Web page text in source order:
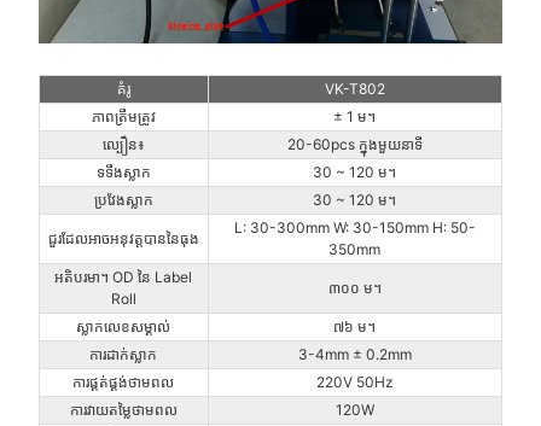
គំរូ
VK-T802
ភាពត្រឹមត្រូវ
± 1 ម។
ល្បឿន៖
20-60pcs ក្នុងមួយនាទី
ទទឹងស្លាក
30 ~ 120 ម។
ប្រវែងស្លាក
30 ~ 120 ម។
ជួរដែលអាចអនុវត្តបាននៃធុង
L: 30-300mm W: 30-150mm H: 50-
350mm
អតិបរមា។ OD នៃ Label
Roll
៣០០ ម។
ស្លាកលេខសម្គាល់
៧៦ ម។
ការដាក់ស្លាក
3-4mm ± 0.2mm
ការផ្គត់ផ្គង់ថាមពល
220V 50Hz
ការវាយតម្លៃថាមពល
120W